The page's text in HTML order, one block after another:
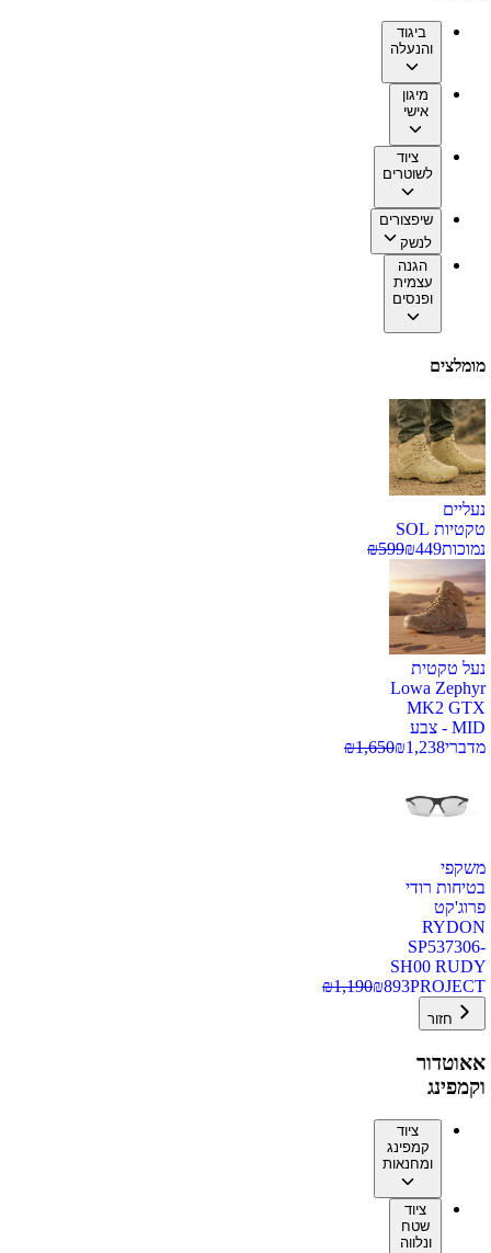
ביגוד
והנעלה
מיגון
אישי
ציוד
לשוטרים
שיפצורים
לנשק
הגנה
עצמית
ופנסים
מומלצים
נעליים
טקטיות SOL
נמוכות
₪449
₪599
נעל טקטית
Lowa Zephyr
MK2 GTX
MID - צבע
מדברי
₪1,238
₪1,650
משקפי
בטיחות רודי
פרוג'קט
RYDON
SP537306-
SH00 RUDY
PROJECT
₪893
₪1,190
חזור
אאוטדור
וקמפינג
ציוד
קמפינג
ומחנאות
ציוד
שטח
ונלווה